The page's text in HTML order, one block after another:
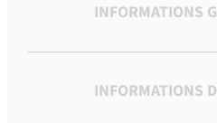
INFORMATIONS
INFORMATIONS